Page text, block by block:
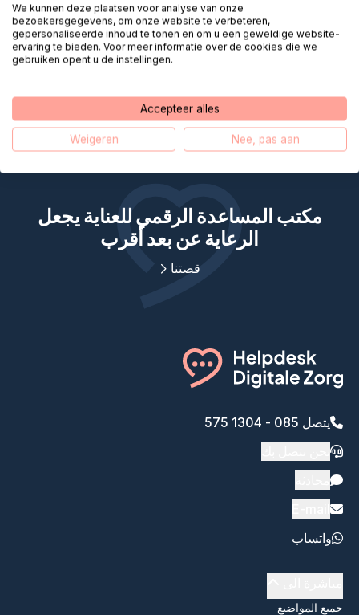
Zorgdoc – لقد نسيت كلمة المرور الخاصة بي، ماذا الآن؟
Heeft u een andere vraag over PGO´s?
مكتب المساعدة الرقمي للعناية يجعل
الرعاية عن بعد أقرب
قصتنا
يتصل 085 - 1304 575
واتساب
جميع المواضيع
We kunnen deze plaatsen voor analyse van onze
bezoekersgegevens, om onze website te verbeteren,
gepersonaliseerde inhoud te tonen en om u een geweldige website-
ervaring te bieden. Voor meer informatie over de cookies die we
gebruiken opent u de instellingen.
Accepteer alles
Weigeren Nee, pas aan